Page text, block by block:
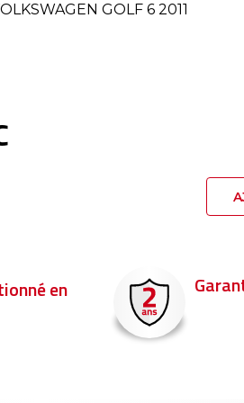
GOLF 6 2011
ans Livraison en
Commandez
pour être livré